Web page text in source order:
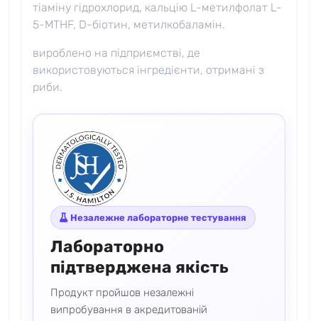
тіаміну гідрохлорид, кальцію L-метилфолат L-
5-MTHF, D-біотин, метилкобаламін.
вироблено на підприємстві, де
використовуються інгредієнти, отримані з
риби.
Незалежне лабораторне тестування
Лабораторно
підтверджена якість
Продукт пройшов незалежні
випробування в акредитованій